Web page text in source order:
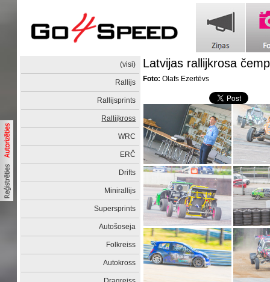
(visi)
Rallijs
Rallijsprints
Rallijkross
WRC
ERČ
Drifts
Minirallijs
Supersprints
Autošoseja
Folkreiss
Autokross
Latvijas rallijkrosa
Foto: Olafs Ezertēvs